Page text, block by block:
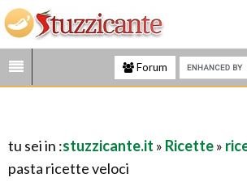
Forum
tu sei in :stuzzicante.it » Ricette»
pasta ricette veloci